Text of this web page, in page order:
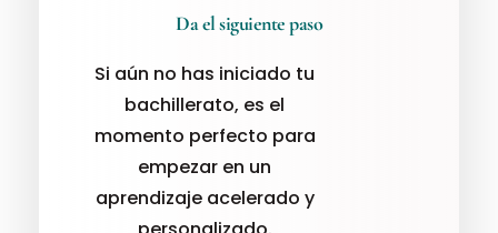
Da el siguiente paso
Si aún no has iniciado tu
bachillerato, es el
momento perfecto para
empezar en un
aprendizaje acelerado y